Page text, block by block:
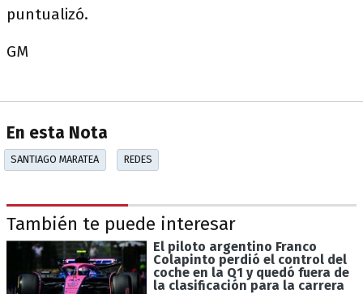
puntualizó.
GM
En esta Nota
SANTIAGO MARATEA REDES
También te puede interesar
El piloto argentino Franco
Colapinto perdió el control del
coche en la Q1 y quedó fuera de
la clasificación para la carrera